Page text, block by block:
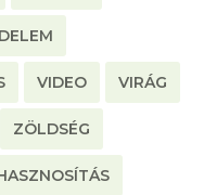
VIDEO VIRÁG
ZÖLDSÉG